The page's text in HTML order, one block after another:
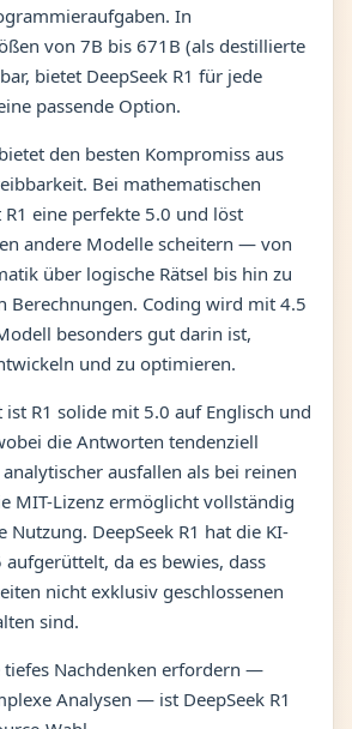
In
von 7B bis 671B (als destillierte
bietet DeepSeek R1 für jede
passende Option.
den besten Kompromiss aus
Bei mathematischen
eine perfekte 5.0 und löst
andere Modelle scheitern — von
über logische Rätsel bis hin zu
Berechnungen. Coding wird mit 4.5
besonders gut darin ist,
und zu optimieren.
R1 solide mit 5.0 auf Englisch und
die Antworten tendenziell
ausfallen als bei reinen
MIT-Lizenz ermöglicht vollständig
DeepSeek R1 hat die KI-
da es bewies, dass
nicht exklusiv geschlossenen
sind.
tiefes Nachdenken erfordern —
Analysen — ist DeepSeek R1